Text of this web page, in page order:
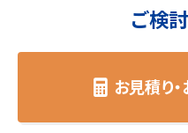
ご検
お見積り